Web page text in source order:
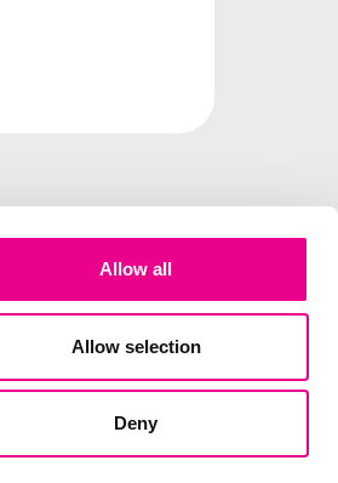
Allow all
Allow selection
Deny